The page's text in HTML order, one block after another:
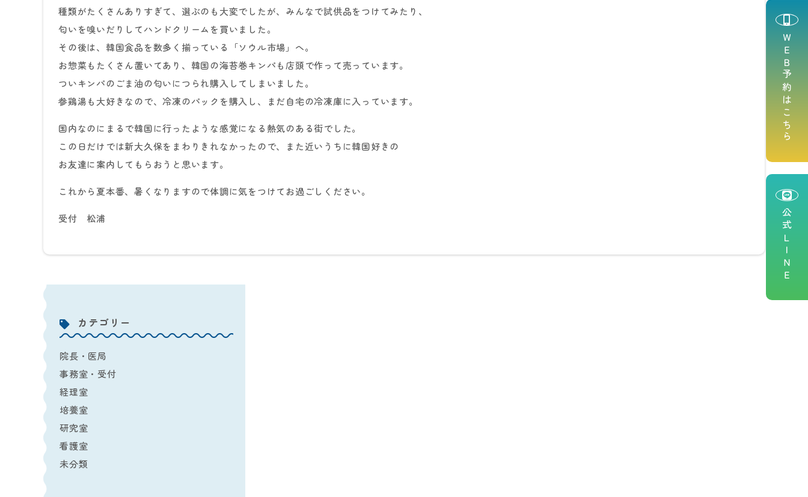
ＷＥＢ予約はこちら
公式ＬＩＮＥ
種類がたくさんありすぎて、選ぶのも大変でしたが、みんなで試供品をつけてみたり、
匂いを嗅いだりしてハンドクリームを買いました。
その後は、韓国食品を数多く揃っている「ソウル市場」へ。
お惣菜もたくさん置いてあり、韓国の海苔巻キンパも店頭で作って売っています。
ついキンパのごま油の匂いにつられ購入してしまいました。
参鶏湯も大好きなので、冷凍のパックを購入し、まだ自宅の冷凍庫に入っています。
国内なのにまるで韓国に行ったような感覚になる熱気のある街でした。
この日だけでは新大久保をまわりきれなかったので、また近いうちに韓国好きの
お友達に案内してもらおうと思います。
これから夏本番、暑くなりますので体調に気をつけてお過ごしください。
受付 松浦
カテゴリー
院長・医局
事務室・受付
経理室
培養室
研究室
看護室
未分類